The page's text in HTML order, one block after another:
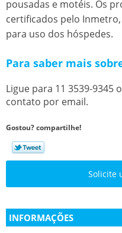
pousadas e motéis. Os
certificados pelo
para uso dos hóspedes.
Para saber mais
Ligue para 11 3539-9345
contato por email.
Gostou? compartilhe!
Solicite
INFORMAÇÕES